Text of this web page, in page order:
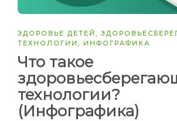
ЗДОРОВЬЕ ДЕТЕЙ ,
ТЕХНОЛОГИИ , ИНФОГРАФИКА
Что такое
технологии?
(Инфографика)